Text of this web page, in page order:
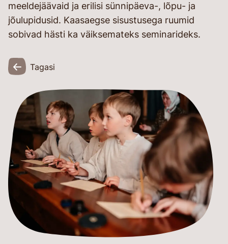
meeldejäävaid ja erilisi sünnipäeva-, lõpu- ja
jõulupidusid. Kaasaegse sisustusega ruumid
sobivad hästi ka väiksemateks seminarideks.
Tagasi